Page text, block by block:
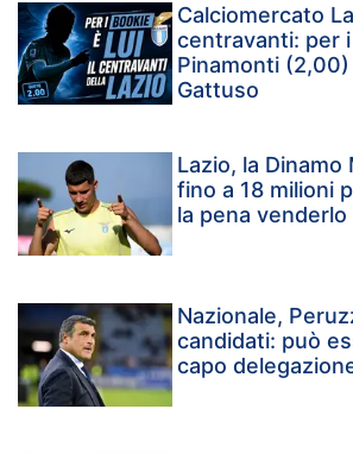
Calciomercato
centravanti: per
Pinamonti
Gattuso
Lazio, la
fino a 18 milioni
la pena
Nazionale,
candidati: può
capo